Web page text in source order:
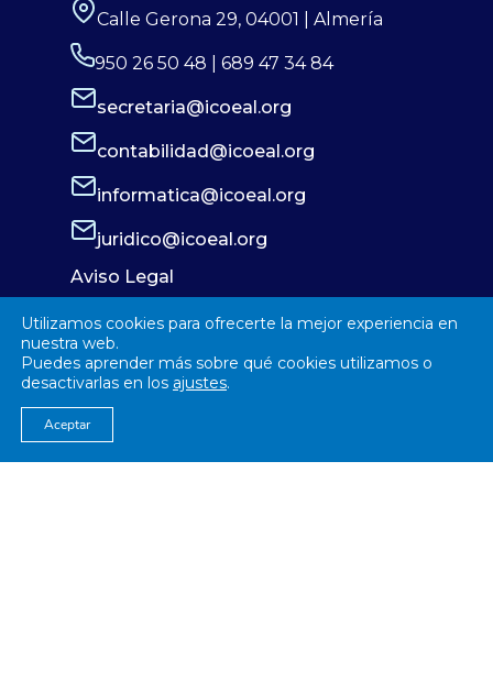
Calle Gerona 29, 04001 | Almería
950 26 50 48 | 689 47 34 84
secretaria@icoeal.org
contabilidad@icoeal.org
informatica@icoeal.org
juridico@icoeal.org
Aviso Legal
Política de Cookies
© 2026
Utilizamos cookies para ofrecerte la mejor experiencia en
nuestra web.
Puedes aprender más sobre qué cookies utilizamos o
desactivarlas en los ajustes.
Aceptar